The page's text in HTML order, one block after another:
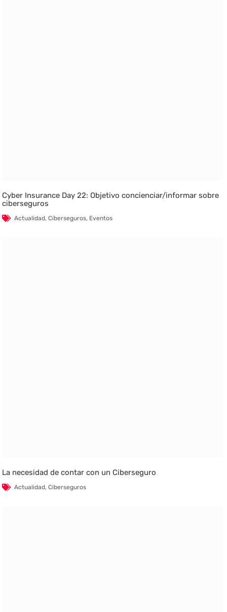
Cyber Insurance Day 22: Objetivo concienciar/informar sobre
ciberseguros
Actualidad,Ciberseguros, Eventos
La necesidad de contar con un Ciberseguro
Actualidad,Ciberseguros